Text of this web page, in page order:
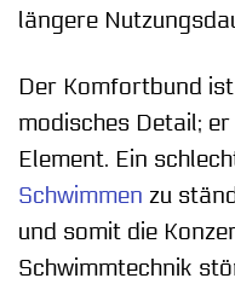
längere
Der Komfortbund
modisches Detail;
Element. Ein
Schwimmen zu
und somit die
Schwimmtechnik